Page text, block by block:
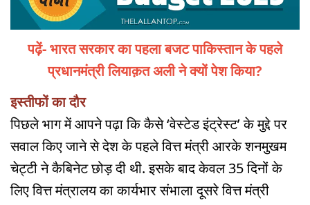
पढ़ें- भारत सरकार का पहला बजट पाकिस्तान के पहले
प्रधानमंत्री लियाक़त अली ने क्यों पेश किया?
इस्तीफों का दौर
पिछले भाग में आपने पढ़ा कि कैसे ‘वेस्टेड इंट्रेस्ट’ के मुद्दे पर
सवाल किए जाने से देश के पहले वित्त मंत्री आरके शनमुखम
चेट्टी ने कैबिनेट छोड़ दी थी. इसके बाद केवल 35 दिनों के
लिए वित्त मंत्रालय का कार्यभार संभाला दूसरे वित्त मंत्री